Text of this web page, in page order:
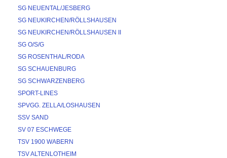
SG NEUENTAL/JESBERG
SG NEUKIRCHEN/RÖLLSHAUSEN
SG NEUKIRCHEN/RÖLLSHAUSEN II
SG O/S/G
SG ROSENTHAL/RODA
SG SCHAUENBURG
SG SCHWARZENBERG
SPORT-LINES
SPVGG. ZELLA/LOSHAUSEN
SSV SAND
SV 07 ESCHWEGE
TSV 1900 WABERN
TSV ALTENLOTHEIM